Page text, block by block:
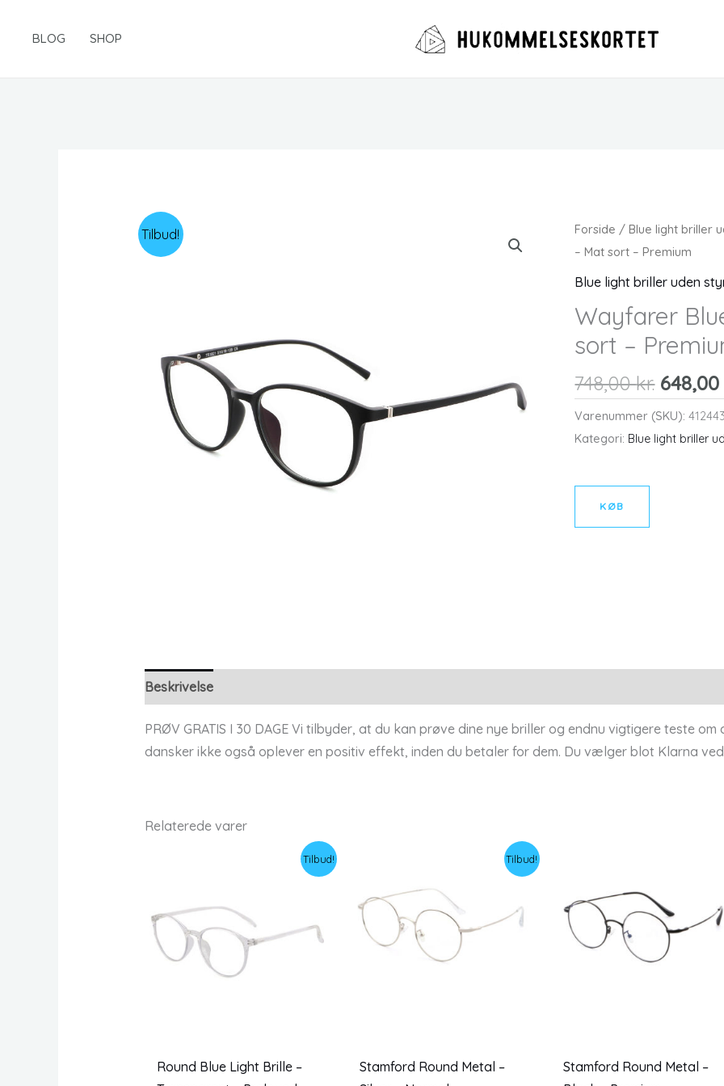
BLOG SHOP
Tilbud! Forside /Blue light briller
– Mat sort – Premium
Blue light briller uden
Wayfarer
sort –
748,00kr. Den
pris
var:
648,00
Varenummer (SKU):
Kategori: Blue light briller
KØB
Beskrivelse
PRØV GRATIS I 30 DAGE Vi tilbyder, at du kan prøve dine nye briller og endnu vigtigere teste
dansker ikke også oplever en positiv effekt, inden du betaler for dem. Du vælger blot Klarna
Relaterede varer
Tilbud!
Round Blue Light Brille –
Tilbud!
Stamford Round Metal –
Stamford Round Metal –